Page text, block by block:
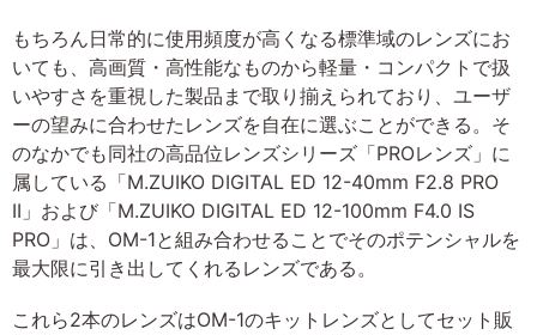
もちろん日常的に使用頻度が高くなる標準域のレンズにお
いても、高画質・高性能なものから軽量・コンパクトで扱
いやすさを重視した製品まで取り揃えられており、ユーザ
ーの望みに合わせたレンズを自在に選ぶことができる。そ
のなかでも同社の高品位レンズシリーズ「PROレンズ」に
属している「M.ZUIKO DIGITAL ED 12-40mm F2.8 PRO
II」および「M.ZUIKO DIGITAL ED 12-100mm F4.0 IS
PRO」は、OM-1と組み合わせることでそのポテンシャルを
最大限に引き出してくれるレンズである。
これら2本のレンズはOM-1のキットレンズとしてセット販